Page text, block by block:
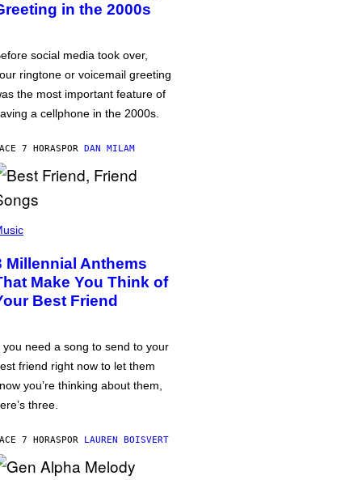
in the 2000s
social media took over,
ringtone or voicemail greeting
the most important feature of
a cellphone in the 2000s.
7 HORASPOR DAN MILAM
Millennial Anthems
Make You Think of
Best Friend
you need a song to send to your
friend right now to let them
you’re thinking about them,
three.
7 HORASPOR LAUREN BOISVERT